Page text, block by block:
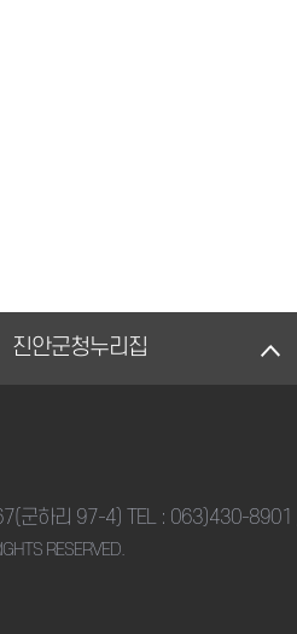
진안군청누리집
군하리 97-4) TEL : 063)430-8901
RESERVED.